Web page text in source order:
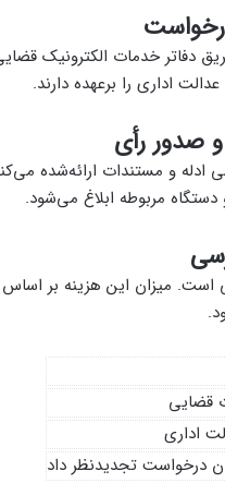
دفاتر خدمات الکترونیک
اداری را برعهده دارند.
صدور رأی
ادله و مستندات ارائه‌شده
مربوطه ابلاغ می‌شود.
است. میزان این هزینه بر
قضایی
اداری
درخواست تجدیدنظر داد